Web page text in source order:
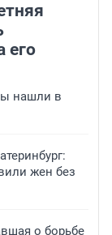
его
нашли в
жен без
о борьбе